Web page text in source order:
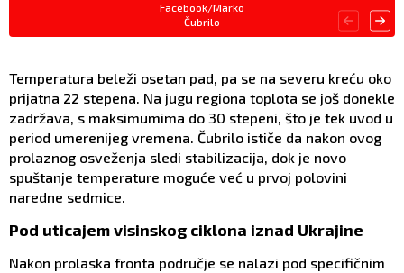
Facebook/Marko
Čubrilo
Temperatura beleži osetan pad, pa se na severu kreću oko
prijatna 22 stepena. Na jugu regiona toplota se još donekle
zadržava, s maksimumima do 30 stepeni, što je tek uvod u
period umerenijeg vremena. Čubrilo ističe da nakon ovog
prolaznog osveženja sledi stabilizacija, dok je novo
spuštanje temperature moguće već u prvoj polovini
naredne sedmice.
Pod uticajem visinskog ciklona iznad Ukrajine
Nakon prolaska fronta područje se nalazi pod specifičnim